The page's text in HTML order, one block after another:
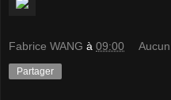
Fabrice WANG à 09:00
Partager